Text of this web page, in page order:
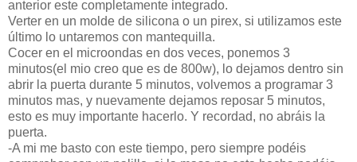
anterior este completamente integrado.
Verter en un molde de silicona o un pirex, si utilizamos este
último lo untaremos con mantequilla.
Cocer en el microondas en dos veces, ponemos 3
minutos(el mio creo que es de 800w), lo dejamos dentro sin
abrir la puerta durante 5 minutos, volvemos a programar 3
minutos mas, y nuevamente dejamos reposar 5 minutos,
esto es muy importante hacerlo. Y recordad, no abráis la
puerta.
-A mi me basto con este tiempo, pero siempre podéis